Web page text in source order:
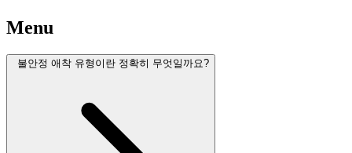
Menu
불안정 애착 유형이란 정확히 무엇일까요?